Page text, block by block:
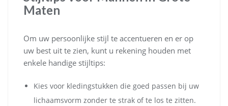
Maten
Om uw persoonlijke stijl te accentueren en er op
uw best uit te zien, kunt u rekening houden met
enkele handige stijltips:
Kies voor kledingstukken die goed passen bij uw
lichaamsvorm zonder te strak of te los te zitten.